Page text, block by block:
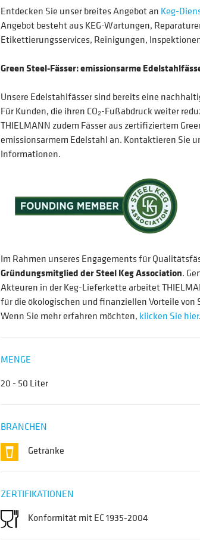
Entdecken Sie unser breites Angebot an Keg-
Angebot besteht aus KEG-Wartungen,
Etikettierungsservices, Reinigungen,
Green Steel-Fässer: emissionsarme
Unsere Edelstahlfässer sind bereits eine
Für Kunden, die ihren CO₂-Fußabdruck weiter
THIELMANN zudem Fässer aus zertifiziertem
emissionsarmem Edelstahl an. Kontaktieren Sie
Informationen.
Im Rahmen unseres Engagements für
Gründungsmitglied der Steel Keg Association.
Akteuren in der Keg-Lieferkette arbeitet
für die ökologischen und finanziellen Vorteile von
Wenn Sie mehr erfahren möchten, klicken Sie hier.
MENGE
20 - 50 Liter
BRANCHEN
Getränke
ZERTIFIKATIONEN
Konformität mit EC 1935-2004